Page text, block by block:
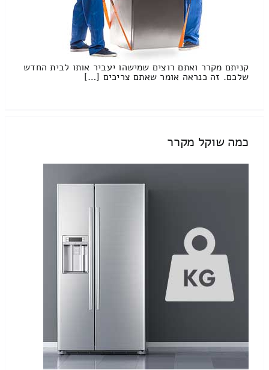
קניתם מקרר ואתם רוצים שמישהו יעביר אותו לבית החדש
שלכם. זה כנראה אומר שאתם צריכים […]
כמה שוקל מקרר